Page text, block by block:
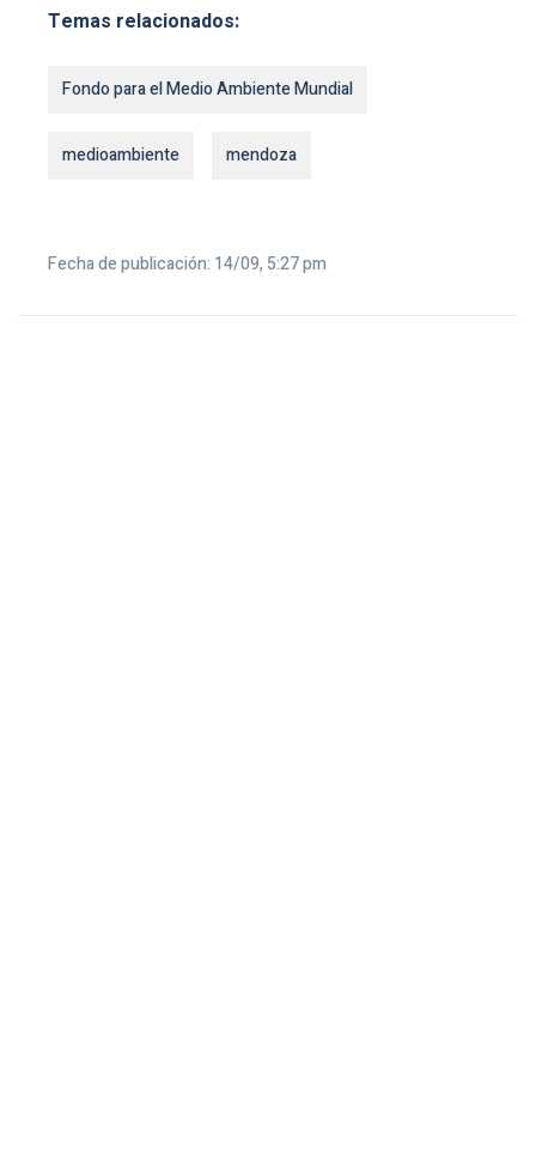
Temas relacionados:
Fondo para el Medio Ambiente Mundial
medioambiente mendoza
Fecha de publicación: 14/09, 5:27 pm